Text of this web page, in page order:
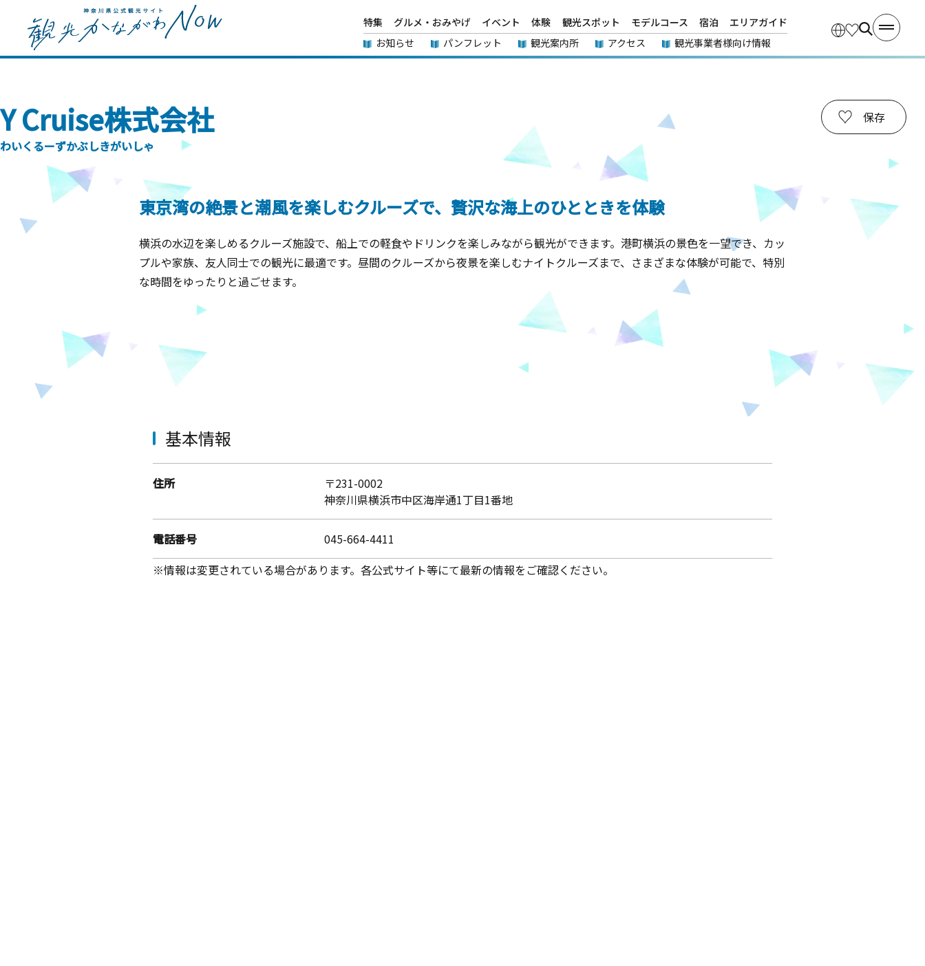
特集 グルメ・おみやげ イベント 体験 観光スポット モデルコース 宿泊
エリアガイド
お知らせ
パンフレット 観光案内所 アクセス 観光事業者様向け情報
Y Cruise株式会社
わいくるーずかぶしきがいしゃ
保存
東京湾の絶景と潮風を楽しむクルーズで、贅沢な海上のひとときを体験
横浜の水辺を楽しめるクルーズ施設で、船上での軽食やドリンクを楽しみながら観光ができます。港町横浜の景色を一望でき、カッ
プルや家族、友人同士での観光に最適です。昼間のクルーズから夜景を楽しむナイトクルーズまで、さまざまな体験が可能で、特別
な時間をゆったりと過ごせます。
基本情報
住所
〒231-0002
神奈川県横浜市中区海岸通1丁目1番地
電話番号
045-664-4411
※情報は変更されている場合があります。各公式サイト等にて最新の情報をご確認ください。